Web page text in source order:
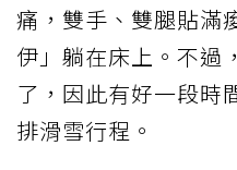
痛，雙手、雙腿貼滿
伊」躺在床上。不過
了，因此有好一段時
排滑雪行程。